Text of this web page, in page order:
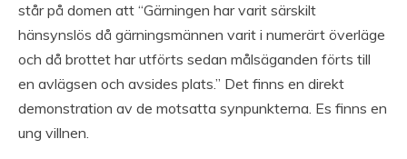
står på domen att “Gärningen har varit särskilt
hänsynslös då gärningsmännen varit i numerärt överläge
och då brottet har utförts sedan målsäganden förts till
en avlägsen och avsides plats.” Det finns en direkt
demonstration av de motsatta synpunkterna. Es finns en
ung villnen.